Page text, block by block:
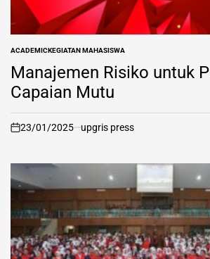
POSTED
IN
ACADEMICKEGIATAN MAHASISWA
Manajemen Risiko untuk
Capaian Mutu
on
23/01/2025 upgris press